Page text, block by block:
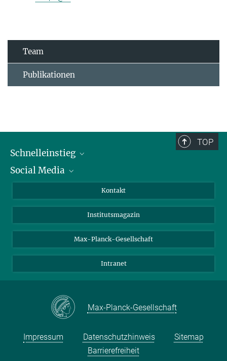
Team
Publikationen
TOP
Schnelleinstieg
Alumni
Schulen
Studierende
Social Media
Facebook
YouTube
Kontakt
Institutsmagazin
Max-Planck-Gesellschaft
Intranet
Max-Planck-Gesellschaft
Impressum Datenschutzhinweis
Sitemap
Barrierefreiheit